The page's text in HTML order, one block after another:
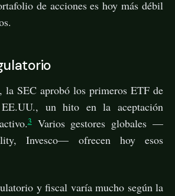
de acciones es hoy más débil
la SEC aprobó los primeros ETF de
un hito en la aceptación
3Varios gestores globales —
Invesco— ofrecen hoy esos
y fiscal varía mucho según la